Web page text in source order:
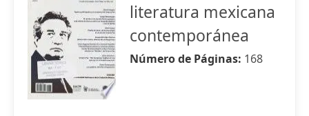
literatura mexicana
contemporánea
Número de Páginas: 168